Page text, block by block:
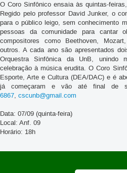
O Coro Sinfônico ensaia às quintas-
Regido pelo professor David Junker, o
para o público leigo, sem conhecimento
pessoas da comunidade para cantar
compositores como Beethoven,
outros. A cada ano são apresentados
Orquestra Sinfônica da UnB, unindo
celebração à música erudita. O Coro
Esporte, Arte e Cultura (DEA/DAC) e é
já começaram e vão até final de
6867, cscunb@gmail.com
Data: 07/09 (quinta-feira)
Local: Anf. 09
Horário: 18h